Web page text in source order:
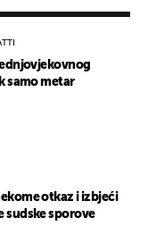
samo metar
otkaz i izbjeći
sudske sporove